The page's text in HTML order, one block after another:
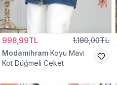
998,99TL 1.180,00TL
Modamihram Koyu Mavi
Kot Düğmeli Ceket